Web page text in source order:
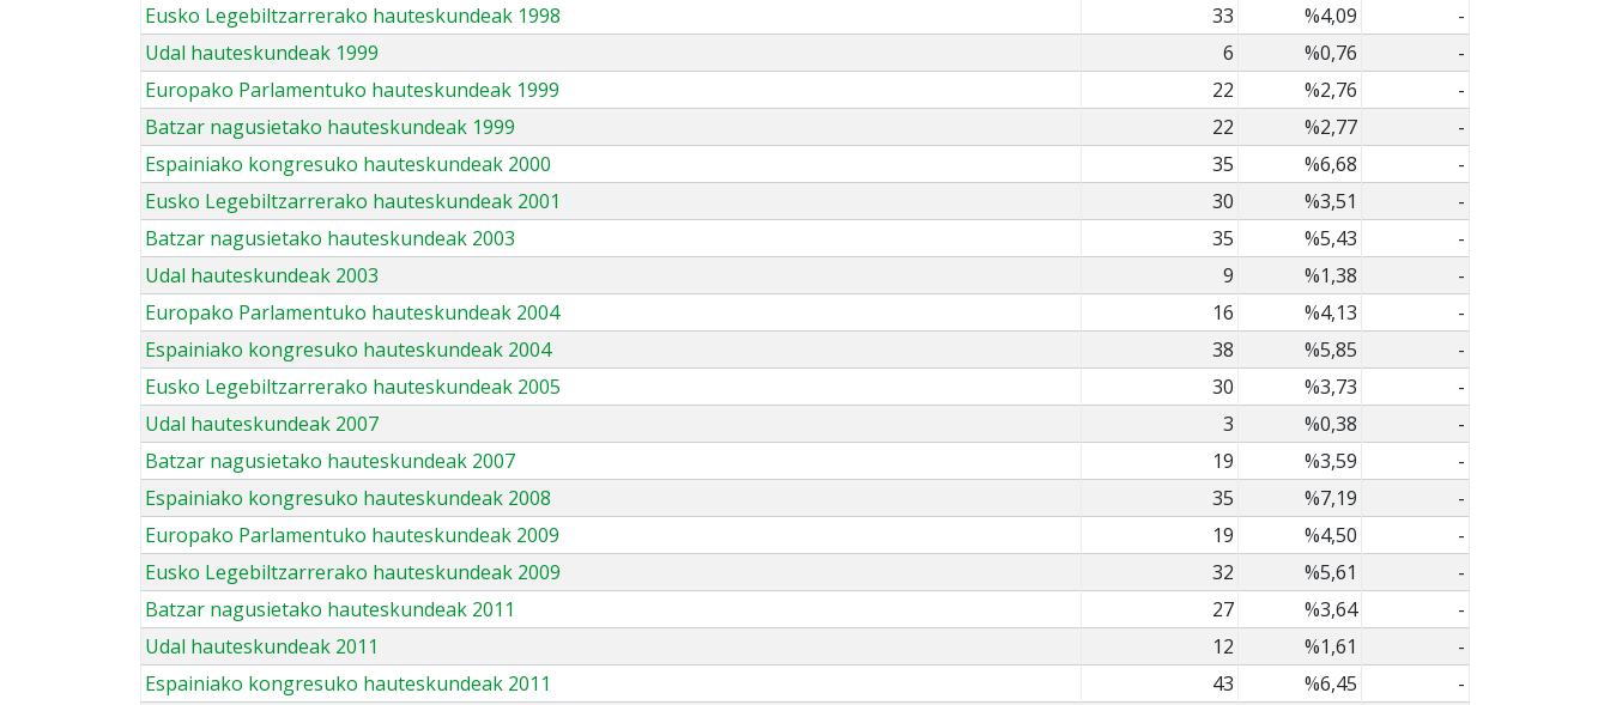
Eusko Legebiltzarrerako hauteskundeak 1998
33 %4,09
-
Udal hauteskundeak 1999
6 %0,76
-
Europako Parlamentuko hauteskundeak 1999
22 %2,76
-
Batzar nagusietako hauteskundeak 1999
22 %2,77
-
Espainiako kongresuko hauteskundeak 2000
35 %6,68
-
Eusko Legebiltzarrerako hauteskundeak 2001
30 %3,51
-
Batzar nagusietako hauteskundeak 2003
35 %5,43
-
Udal hauteskundeak 2003
9 %1,38
-
Europako Parlamentuko hauteskundeak 2004
16 %4,13
-
Espainiako kongresuko hauteskundeak 2004
38 %5,85
-
Eusko Legebiltzarrerako hauteskundeak 2005
30 %3,73
-
Udal hauteskundeak 2007
3 %0,38
-
Batzar nagusietako hauteskundeak 2007
19 %3,59
-
Espainiako kongresuko hauteskundeak 2008
35 %7,19
-
Europako Parlamentuko hauteskundeak 2009
19 %4,50
-
Eusko Legebiltzarrerako hauteskundeak 2009
32 %5,61
-
Batzar nagusietako hauteskundeak 2011
27 %3,64
-
Udal hauteskundeak 2011
12 %1,61
-
Espainiako kongresuko hauteskundeak 2011
43 %6,45
-